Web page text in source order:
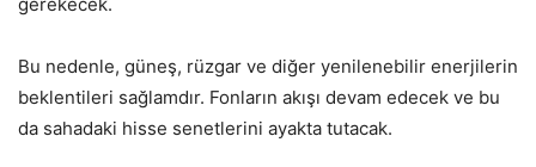
Bu nedenle, güneş, rüzgar ve diğer yenilenebilir enerjilerin
beklentileri sağlamdır. Fonların akışı devam edecek ve bu
da sahadaki hisse senetlerini ayakta tutacak.